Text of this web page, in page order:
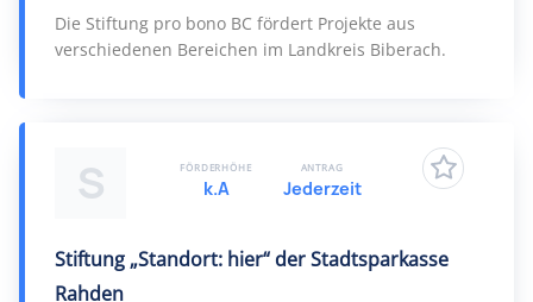
Die Stiftung pro bono BC fördert Projekte aus
verschiedenen Bereichen im Landkreis Biberach.
S
Stiftung „Standort: hier“ der Stadtsparkasse
Rahden
FÖRDERHÖHE
k.A
ANTRAG
Jederzeit